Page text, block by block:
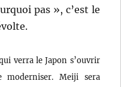
pas », c’est le
verra le Japon s’ouvrir
Meiji sera